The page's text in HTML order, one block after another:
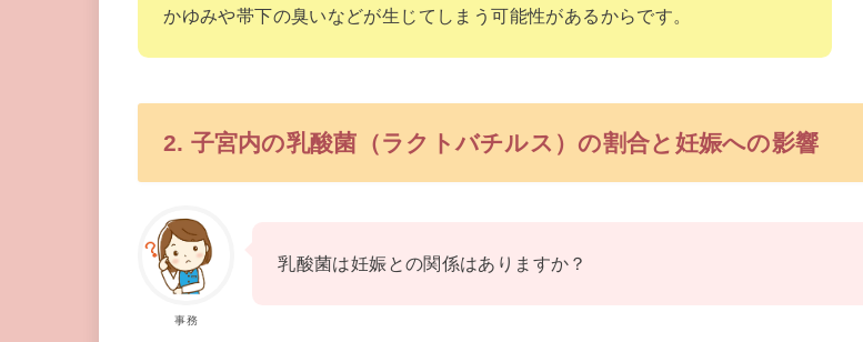
かゆみや帯下の臭いなどが生じてしまう可能性があるからです。
2. 子宮内の乳酸菌（ラクトバチルス）の割合と妊娠への影響
事務
乳酸菌は妊娠との関係はありますか？